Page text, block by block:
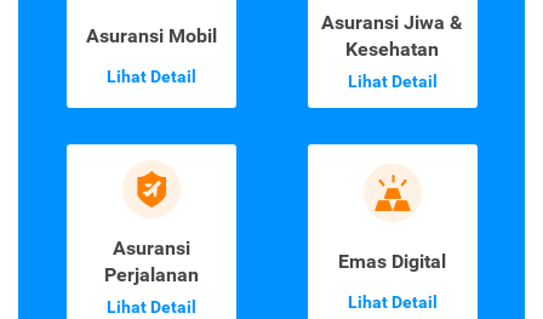
Asuransi Mobil
Lihat Detail
Asuransi Jiwa &
Kesehatan
Lihat Detail
Asuransi
Perjalanan
Lihat Detail
Emas Digital
Lihat Detail